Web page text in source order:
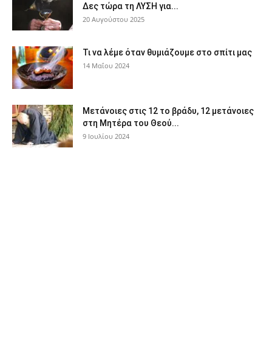
Δες τώρα τη ΛΥΣΗ για...
20 Αυγούστου 2025
Τι να λέμε όταν θυμιάζουμε στο σπίτι μας
14 Μαΐου 2024
Μετάνοιες στις 12 το βράδυ, 12 μετάνοιες
στη Μητέρα του Θεού...
9 Ιουλίου 2024